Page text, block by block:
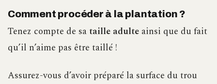
Comment procéder à la plantation ?
Tenez compte de sa taille adulte ainsi que du fait
qu’il n’aime pas être taillé !
Assurez-vous d’avoir préparé la surface du trou